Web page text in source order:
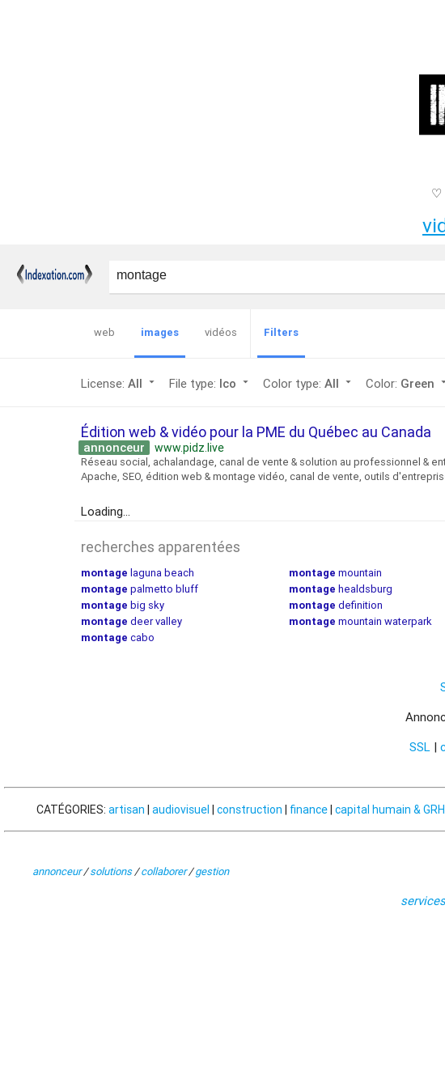
♡
web images vidéos Filters
License: All arrow_drop_down File type: Ico arrow_drop_down Color type: All arrow_drop_down Color: Green
Édition web & vidéo pour la PME du Québec au Canada
annonceur www.pidz.live
Réseau social, achalandage, canal de vente & solution au professionnel &
Apache, SEO, édition web & montage vidéo, canal de vente, outils
Loading...
recherches apparentées
montage laguna beach montage mountain
montage palmetto bluff montage healdsburg
montage big sky montage definition
montage deer valley montage mountain waterpark
montage cabo
SSL |
CATÉGORIES: artisan | audiovisuel | construction | finance| capital humain & GRH
annonceur/solutions/collaborer/gestion